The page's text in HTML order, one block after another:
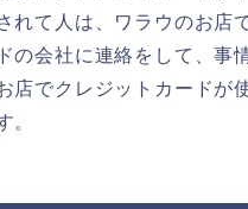
れて人は、ワラウのお店
の会社に連絡をして、事
店でクレジットカードが
。